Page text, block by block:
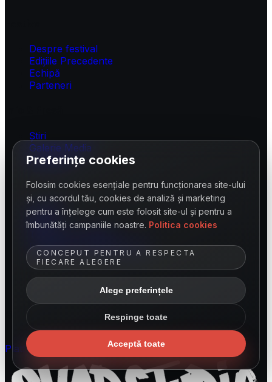
Despre festival
Edițiile Precedente
Echipă
Parteneri
Știri
Galerie Media
Press Kit
Legal
Contact
FAQ
Termeni și condiții
Politică de confidențialitate
contact@shakespearefestival.online
+40251413677
Str. Alexandru Ioan Cuza 11, Craiova, România
2026 Festivalul Internațional Shakespeare Craiova
Toate drepturile rezervate.
Platformă dezvoltată de
Preferințe cookies
Folosim cookies esențiale pentru funcționarea site-ului
și, cu acordul tău, cookies de analiză și marketing
pentru a înțelege cum este folosit site-ul și pentru a
îmbunătăți campaniile noastre. Politica cookies
CONCEPUT PENTRU A RESPECTA
FIECARE ALEGERE
Alege preferințele
Respinge toate
Acceptă toate